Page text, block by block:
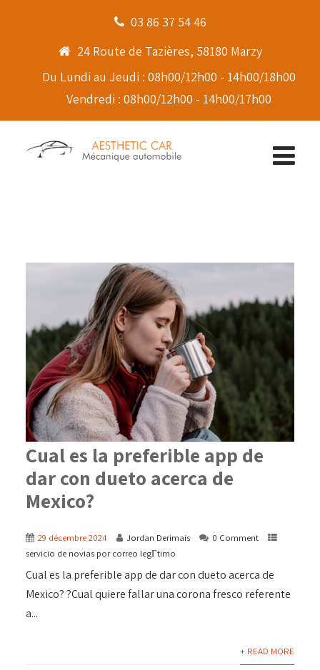
03 86 37 54 46
24 Route de Tazières, 58180 Marzy
Du Lundi au Jeudi : 08h00/12h00 - 14h00/18h00
Vendredi : 08h00/12h00 - 14h00/17h00
Cual es la preferible app de
dar con dueto acerca de
Mexico?
29 décembre 2024 Jordan Derimais
0 Comment
servicio de novias por correo legГ­timo
Cual es la preferible app de dar con dueto acerca de
Mexico? ?Cual quiere fallar una corona fresco referente
a...
+ READ MORE